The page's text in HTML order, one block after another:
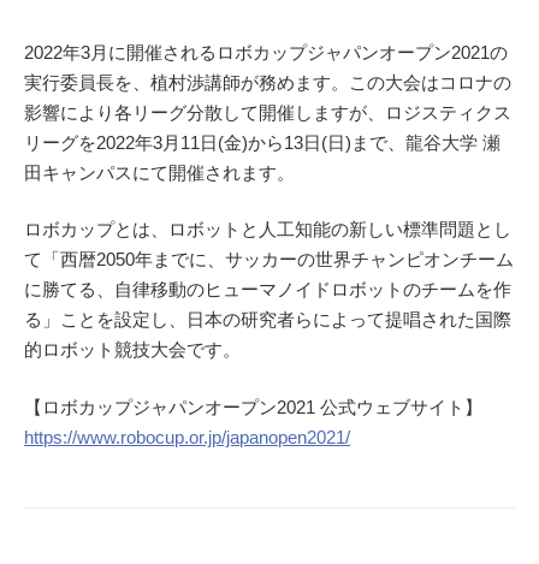
2022年3月に開催されるロボカップジャパンオープン2021の
実行委員長を、植村渉講師が務めます。この大会はコロナの
影響により各リーグ分散して開催しますが、ロジスティクス
リーグを2022年3月11日(金)から13日(日)まで、龍谷大学 瀬
田キャンパスにて開催されます。
ロボカップとは、ロボットと人工知能の新しい標準問題とし
て「西暦2050年までに、サッカーの世界チャンピオンチーム
に勝てる、自律移動のヒューマノイドロボットのチームを作
る」ことを設定し、日本の研究者らによって提唱された国際
的ロボット競技大会です。
【ロボカップジャパンオープン2021 公式ウェブサイト】
https://www.robocup.or.jp/japanopen2021/